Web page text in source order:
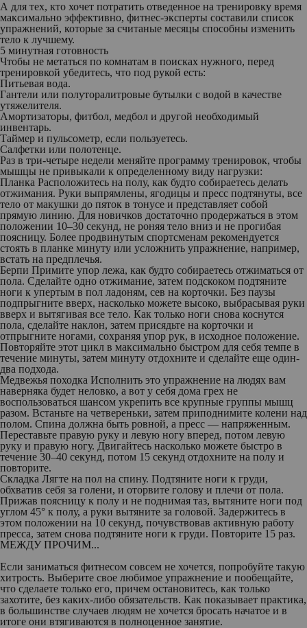
А для тех, кто хочет потратить отведенное на тренировку время
максимально эффективно, фитнес-эксперты составили список
упражнений, которые за считаные месяцы способны изменить
тело к лучшему.
5 минутная готовность
Чтобы не метаться по комнатам в поисках нужного, перед
тренировкой убедитесь, что под рукой есть:
Питьевая вода.
Гантели или полуторалитровые бутылки с водой в качестве
утяжелителя.
Амортизаторы, фитбол, медбол и другой необходимый
инвентарь.
Таймер и пульсометр, если пользуетесь.
Салфетки или полотенце.
Раз в три-четыре недели меняйте программу тренировок, чтобы
мышцы не привыкали к определенному виду нагрузки:
Планка Расположитесь на полу, как будто собираетесь делать
отжимания. Руки выпрямлены, ягодицы и пресс подтянуты, все
тело от макушки до пяток в тонусе и представляет собой
прямую линию. Для новичков достаточно продержаться в этом
положении 10–30 секунд, не роняя тело вниз и не прогибая
поясницу. Более продвинутым спортсменам рекомендуется
стоять в планке минуту или усложнить упражнение, например,
встать на предплечья.
Берпи Примите упор лежа, как будто собираетесь отжиматься от
пола. Сделайте одно отжимание, затем подскоком подтяните
ноги к упертым в пол ладоням, сев на корточки. Без паузы
подпрыгните вверх, насколько можете высоко, выбрасывая руки
вверх и вытягивая все тело. Как только ноги снова коснутся
пола, сделайте наклон, затем присядьте на корточки и
отпрыгните ногами, сохраняя упор рук, в исходное положение.
Повторяйте этот цикл в максимально быстром для себя темпе в
течение минуты, затем минуту отдохните и сделайте еще один-
два подхода.
Медвежья походка Исполнить это упражнение на людях вам
наверняка будет неловко, а вот у себя дома грех не
воспользоваться шансом укрепить все крупные группы мышц
разом. Встаньте на четвереньки, затем приподнимите колени над
полом. Спина должна быть ровной, а пресс — напряженным.
Переставьте правую руку и левую ногу вперед, потом левую
руку и правую ногу. Двигайтесь насколько можете быстро в
течение 30–40 секунд, потом 15 секунд отдохните на полу и
повторите.
Складка Лягте на пол на спину. Подтяните ноги к груди,
обхватив себя за голени, и оторвите голову и плечи от пола.
Прижав поясницу к полу и не поднимая таз, вытяните ноги под
углом 45° к полу, а руки вытяните за головой. Задержитесь в
этом положении на 10 секунд, почувствовав активную работу
пресса, затем снова подтяните ноги к груди. Повторите 15 раз.
МЕЖДУ ПРОЧИМ...
Если заниматься фитнесом совсем не хочется, попробуйте такую
хитрость. Выберите свое любимое упражнение и пообещайте,
что сделаете только его, причем остановитесь, как только
захотите, без каких-либо обязательств. Как показывает практика,
в большинстве случаев людям не хочется бросать начатое и в
итоге они втягиваются в полноценное занятие.